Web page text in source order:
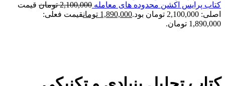
کتاب پرایس اکشن محدوده های معامله 2,100,000 تومان قیمت
اصلی: 2,100,000 تومان بود.
1,890,000 تومانقیمت فعلی:
1,890,000 تومان.